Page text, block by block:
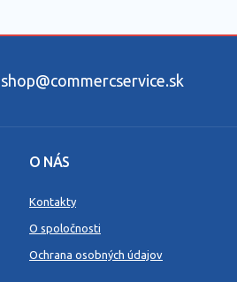
O NÁS
Kontakty
O spoločnosti
Ochrana osobných údajov